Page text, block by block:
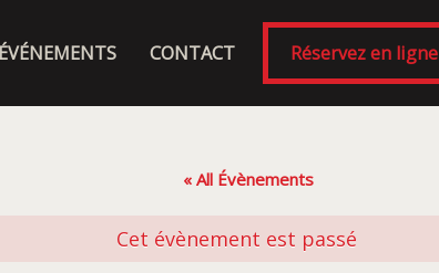
ÉVÉNEMENTS CONTACT Réservez en ligne
« All Évènements
Cet évènement est passé